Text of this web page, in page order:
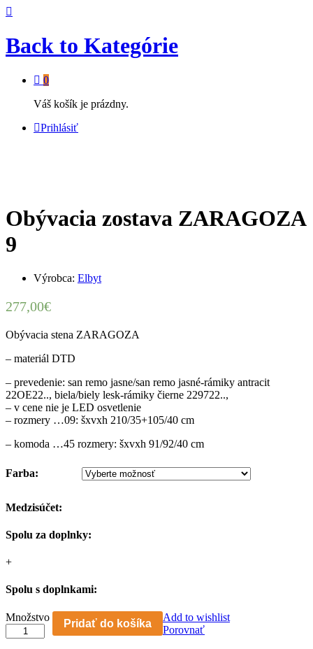
Back to Kategórie
0
Váš košík je prázdny.
Prihlásiť
Obývacia zostava ZARAGOZA
9
Výrobca: Elbyt
277,00€
Obývacia stena ZARAGOZA
– materiál DTD
– prevedenie: san remo jasne/san remo jasné-rámiky antracit
22OE22.., biela/biely lesk-rámiky čierne 229722..,
– v cene nie je LED osvetlenie
– rozmery …09: šxvxh 210/35+105/40 cm
– komoda …45 rozmery: šxvxh 91/92/40 cm
Farba:
Medzisúčet:
Spolu za doplnky:
+
Spolu s doplnkami:
Obývacia
zostava
ZARAGOZA
Množstvo
Pridať do košíka
Add to wishlist
Porovnať